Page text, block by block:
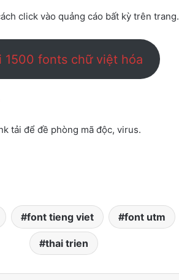
click vào quảng cáo bất kỳ trên trang.
1500 fonts chữ việt hóa
tải để đề phòng mã độc, virus.
font tieng viet font utm
thai trien